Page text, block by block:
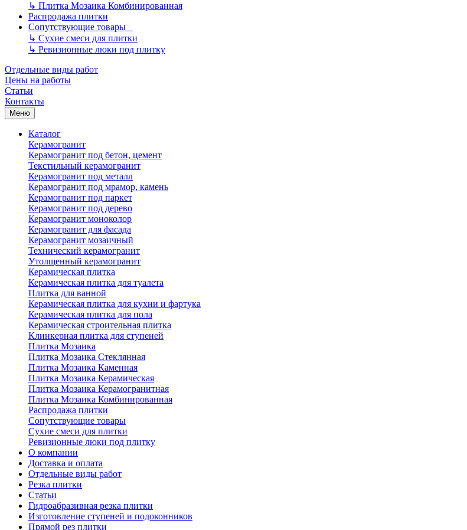
↳ Плитка Мозаика Комбинированная
Распродажа плитки
Сопутствующие товары
↳ Сухие смеси для плитки
↳ Ревизионные люки под плитку
Отдельные виды работ
Цены на работы
Статьи
Контакты
Меню
Каталог
Керамогранит
Керамогранит под бетон, цемент
Текстильный керамогранит
Керамогранит под металл
Керамогранит под мрамор, камень
Керамогранит под паркет
Керамогранит под дерево
Керамогранит моноколор
Керамогранит для фасада
Керамогранит мозаичный
Технический керамогранит
Утолщенный керамогранит
Керамическая плитка
Керамическая плитка для туалета
Плитка для ванной
Керамическая плитка для кухни и фартука
Керамическая плитка для пола
Керамическая строительная плитка
Клинкерная плитка для ступеней
Плитка Мозаика
Плитка Мозаика Стеклянная
Плитка Мозаика Каменная
Плитка Мозаика Керамическая
Плитка Мозаика Керамогранитная
Плитка Мозаика Комбинированная
Распродажа плитки
Сопутствующие товары
Сухие смеси для плитки
Ревизионные люки под плитку
О компании
Доставка и оплата
Отдельные виды работ
Резка плитки
Статьи
Гидроабразивная резка плитки
Изготовление ступеней и подоконников
Прямой рез плитки